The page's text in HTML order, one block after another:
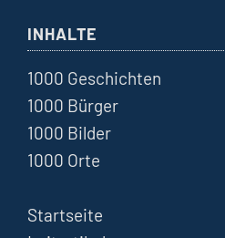
INHALTE
1000 Geschichten
1000 Bürger
1000 Bilder
1000 Orte
Startseite